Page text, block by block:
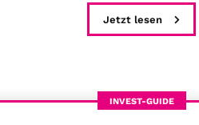
Jetzt lesen
INVEST-GUIDE